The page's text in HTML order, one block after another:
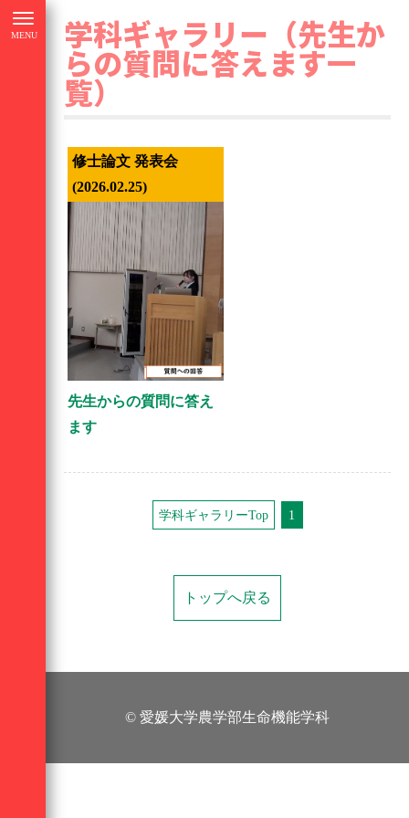
学科ギャラリー（先生か
らの質問に答えます一
覧）
修士論文 発表会
2026.02.25
先生からの質問に答え
ます
学科ギャラリーTop 1
トップへ戻る
© 愛媛大学農学部生命機能学科